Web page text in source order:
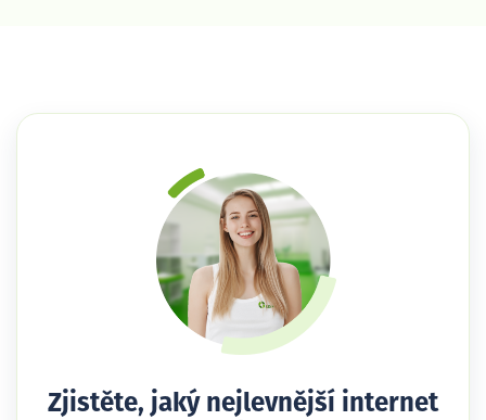
Zjistěte, jaký nejlevnější internet